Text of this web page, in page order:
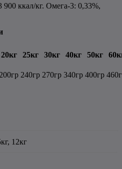
900 ккал/кг. Омега-3: 0,33%,
20кг 25кг 30кг 40кг 50кг
200гр 240гр 270гр 340гр 400гр
12кг